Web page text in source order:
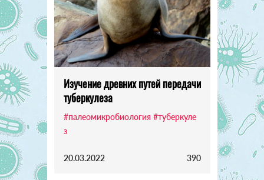
Изучение древних путей передачи
туберкулеза
#палеомикробиология #туберкуле
з
20.03.2022 390